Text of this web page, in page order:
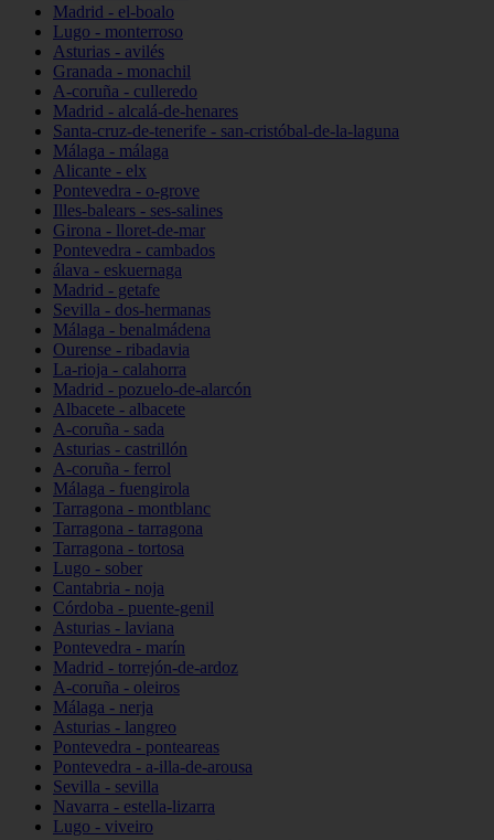
Madrid - el-boalo
Lugo - monterroso
Asturias - avilés
Granada - monachil
A-coruña - culleredo
Madrid - alcalá-de-henares
Santa-cruz-de-tenerife - san-cristóbal-de-la-laguna
Málaga - málaga
Alicante - elx
Pontevedra - o-grove
Illes-balears - ses-salines
Girona - lloret-de-mar
Pontevedra - cambados
álava - eskuernaga
Madrid - getafe
Sevilla - dos-hermanas
Málaga - benalmádena
Ourense - ribadavia
La-rioja - calahorra
Madrid - pozuelo-de-alarcón
Albacete - albacete
A-coruña - sada
Asturias - castrillón
A-coruña - ferrol
Málaga - fuengirola
Tarragona - montblanc
Tarragona - tarragona
Tarragona - tortosa
Lugo - sober
Cantabria - noja
Córdoba - puente-genil
Asturias - laviana
Pontevedra - marín
Madrid - torrejón-de-ardoz
A-coruña - oleiros
Málaga - nerja
Asturias - langreo
Pontevedra - ponteareas
Pontevedra - a-illa-de-arousa
Sevilla - sevilla
Navarra - estella-lizarra
Lugo - viveiro